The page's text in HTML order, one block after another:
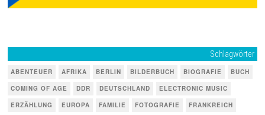
Schlagwörter
ABENTEUER AFRIKA BERLIN BILDERBUCH BIOGRAFIE
BUCH
COMING OF AGE
DDR DEUTSCHLAND
ELECTRONIC MUSIC
ERZÄHLUNG
EUROPA FAMILIE FOTOGRAFIE
FRANKREICH